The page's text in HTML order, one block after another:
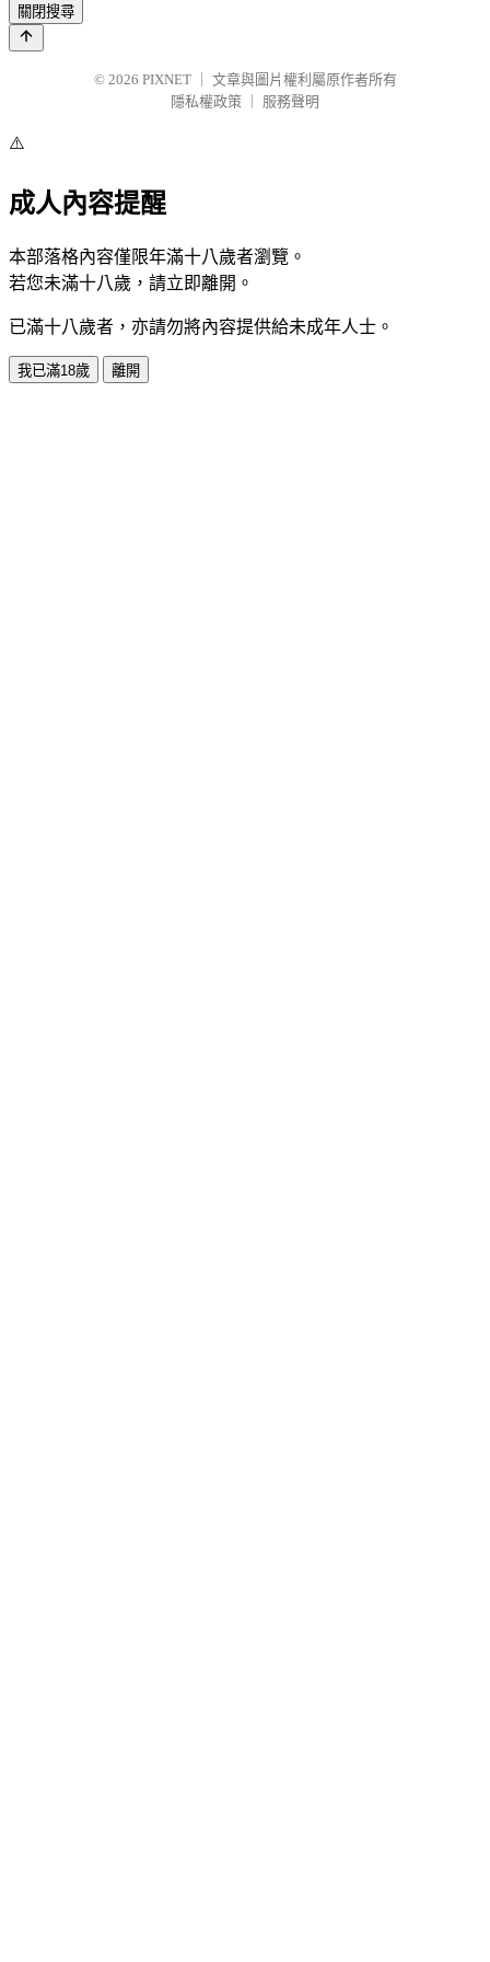
關閉搜尋
© 2026 PIXNET
文章與圖片權利屬原作者所有
隱私權政策
服務聲明
⚠️
成人內容提醒
本部落格內容僅限年滿十八歲者瀏覽。
若您未滿十八歲，請立即離開。
已滿十八歲者，亦請勿將內容提供給未成年人士。
我已滿18歲 離開